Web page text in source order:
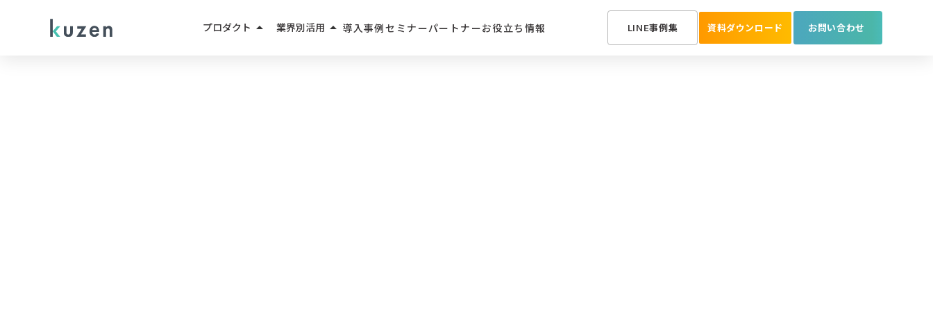
プロダクト arrow_drop_up 業界別活用 arrow_drop_up 導入事例 セミナーパートナーお役立ち情報 LINE事例集 資料ダウンロード お問い合わせ